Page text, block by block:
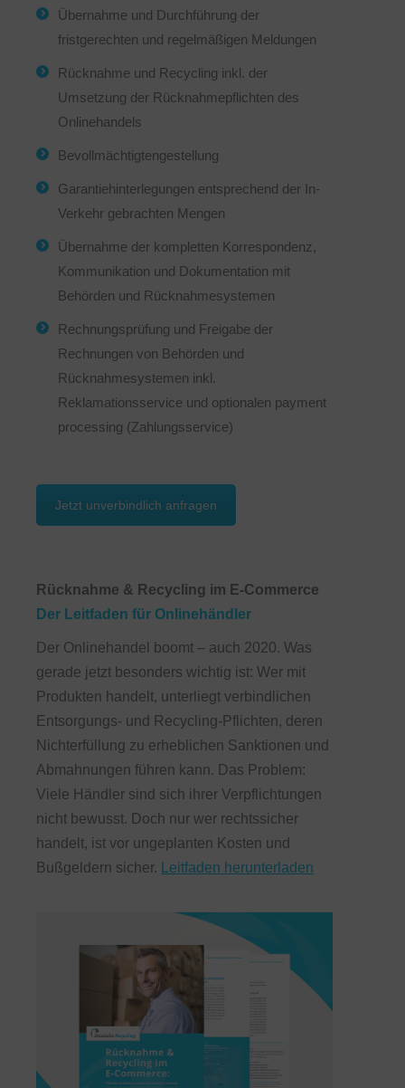
Übernahme und Durchführung der
fristgerechten und regelmäßigen Meldungen
Rücknahme und Recycling inkl. der
Umsetzung der Rücknahmepflichten des
Onlinehandels
Bevollmächtigtengestellung
Garantiehinterlegungen entsprechend der In-
Verkehr gebrachten Mengen
Übernahme der kompletten Korrespondenz,
Kommunikation und Dokumentation mit
Behörden und Rücknahmesystemen
Rechnungsprüfung und Freigabe der
Rechnungen von Behörden und
Rücknahmesystemen inkl.
Reklamationsservice und optionalen payment
processing (Zahlungsservice)
Jetzt unverbindlich anfragen
Rücknahme & Recycling im E-Commerce
Der Leitfaden für Onlinehändler
Der Onlinehandel boomt – auch 2020. Was
gerade jetzt besonders wichtig ist: Wer mit
Produkten handelt, unterliegt verbindlichen
Entsorgungs- und Recycling-Pflichten, deren
Nichterfüllung zu erheblichen Sanktionen und
Abmahnungen führen kann. Das Problem:
Viele Händler sind sich ihrer Verpflichtungen
nicht bewusst. Doch nur wer rechtssicher
handelt, ist vor ungeplanten Kosten und
Bußgeldern sicher.
Leitfaden herunterladen